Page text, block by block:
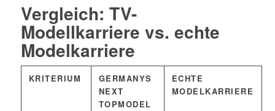
Vergleich: TV-
Modellkarriere vs. echte
Modelkarriere
KRITERIUM
GERMANYS
NEXT
TOPMODEL
ECHTE
MODELKARRIERE